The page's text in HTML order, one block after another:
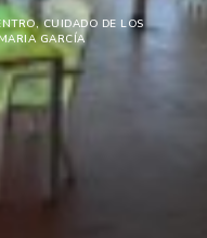
,CUIDADO DE LOS
GARCÍA